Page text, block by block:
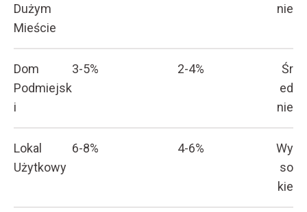
Dużym
Mieście
nie
Dom
Podmiejsk
i
3-5% 2-4%
Śr
ed
nie
Lokal
Użytkowy
6-8% 4-6%
Wy
so
kie